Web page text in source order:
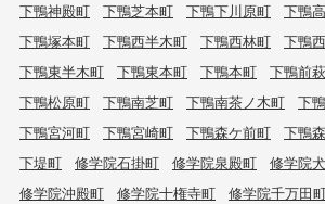
下鴨神殿町
下鴨芝本町 下鴨下川原町 下鴨
下鴨塚本町
下鴨西半木町 下鴨西林町 下鴨
下鴨東半木町
下鴨東本町 下鴨本町 下鴨前
下鴨松原町
下鴨南芝町 下鴨南茶ノ木町
下
下鴨宮河町
下鴨宮崎町 下鴨森ケ前町 下鴨
下堤町
修学院石掛町 修学院泉殿町 修学院
修学院沖殿町
修学院十権寺町 修学院千万田